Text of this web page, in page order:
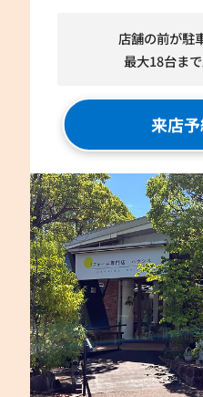
店舗の前が駐
最大18台まで
来店